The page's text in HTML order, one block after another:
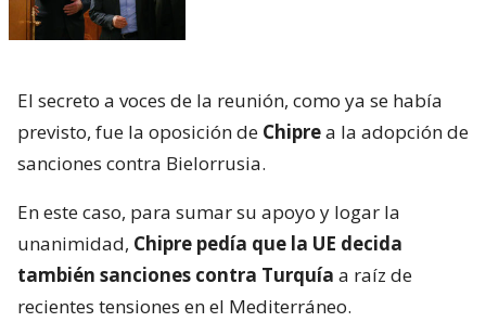
El secreto a voces de la reunión, como ya se había
previsto, fue la oposición de Chiprea la adopción de
sanciones contra Bielorrusia.
En este caso, para sumar su apoyo y logar la
unanimidad, Chipre pedía que la UE decida
también sanciones contra Turquía a raíz de
recientes tensiones en el Mediterráneo.